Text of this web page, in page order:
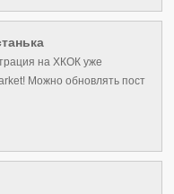
на ХКОК уже
Можно обновлять пост